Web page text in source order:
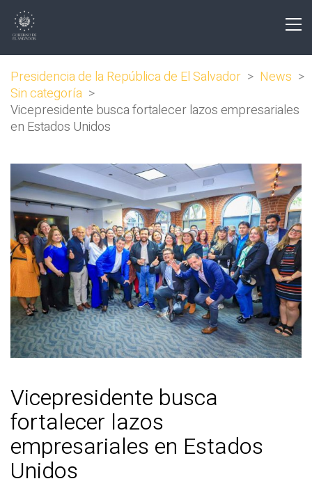
Presidencia de la República de El Salvador > News >
Sin categoría >
Vicepresidente busca fortalecer lazos empresariales
en Estados Unidos
Vicepresidente busca
fortalecer lazos
empresariales en Estados
Unidos